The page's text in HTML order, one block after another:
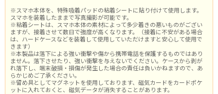
※スマホ本体を、特殊吸着パッドの粘着シートに貼り付けて使用します。
スマホを装着したままで写真撮影が可能です。
※粘着シートは、スマホ本体の素材によって多少着きの悪いものがござい
ますが、接着させて数日で強度が高くなります。（接着に不安がある場合
は、ハードケースなどを装着して使用していただけますと安心して使用で
きます）
※本製品は落下による強い衝撃や傷から携帯電話を保護するものではあり
ません。落下させたり、強い衝撃を与えないでください。ケースから剥が
れ落下し、端末破損・損傷が発生した場合の責任は負いかねますので、あ
らかじめご了承ください。
※留め具としてマグネットを使用しております、磁気カードをカードポケ
ットに入れておくと、磁気データが消失することがあります。